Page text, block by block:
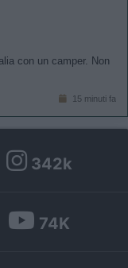
con un camper. Non
15 minuti fa
342k
74K